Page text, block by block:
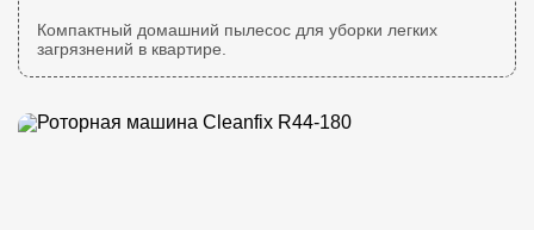
Компактный домашний пылесос для уборки легких
загрязнений в квартире.